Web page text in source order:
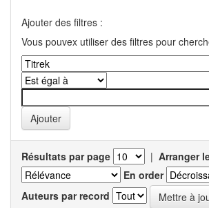
Ajouter des filtres :
Vous pouvex utiliser des filtres pour
Résultats par page | Arranger
En order
Auteurs par record